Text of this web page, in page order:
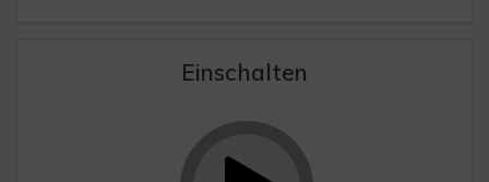
Einschalten